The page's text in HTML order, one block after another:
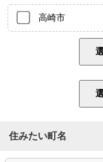
高崎市
住みたい町名